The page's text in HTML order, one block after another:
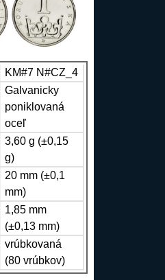
KM#7 N#CZ_4
Galvanicky
poniklovaná
oceľ
3,60 g (±0,15
g)
20 mm (±0,1
mm)
1,85 mm
(±0,13 mm)
vrúbkovaná
(80 vrúbkov)